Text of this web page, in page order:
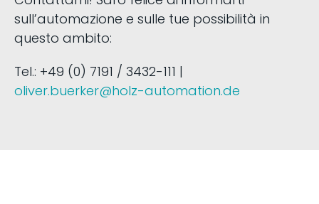
sull’automazione e sulle tue possibilità in
questo ambito:
Tel.: +49 (0) 7191 / 3432-111 |
oliver.buerker@holz-automation.de